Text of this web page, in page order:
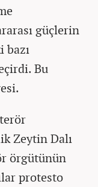
güçlerin
bazı
Bu
Zeytin Dalı
örgütünün
protesto